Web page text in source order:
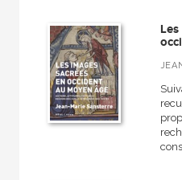
Grandes temas  Gran formato
Herencia del pasado
Historia del mundo
Investigación